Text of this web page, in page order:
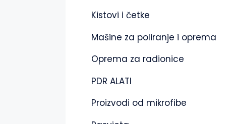
Kistovi i četke
Mašine za poliranje i oprema
Oprema za radionice
PDR ALATI
Proizvodi od mikrofibe